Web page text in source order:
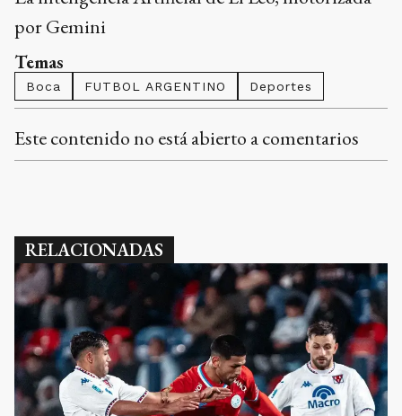
por Gemini
Temas
Boca FUTBOL ARGENTINO Deportes
Este contenido no está abierto a comentarios
RELACIONADAS